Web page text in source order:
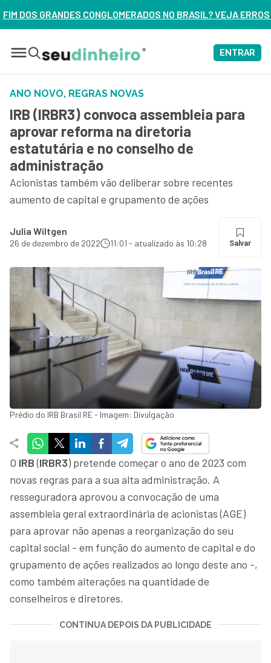
NO BRASIL? VEJA ERROS DE 3 DELES – ASSISTA
ENTRAR
ANO NOVO, REGRAS NOVAS
IRB (IRBR3) convoca assembleia para
aprovar reforma na diretoria
estatutária e no conselho de
administração
Acionistas também vão deliberar sobre recentes
aumento de capital e grupamento de ações
Julia Wiltgen
26 de dezembro de 2022 11:01 - atualizado às 10:28 Salvar
Prédio do IRB Brasil RE - Imagem: Divulgação
O IRB(IRBR3) pretende começar o ano de 2023 com
novas regras para a sua alta administração. A
resseguradora aprovou a convocação de uma
assembleia geral extraordinária de acionistas (AGE)
para aprovar não apenas a reorganização do seu
capital social - em função do aumento de capital e do
grupamento de ações realizados ao longo deste ano -,
como também alterações na quantidade de
conselheiros e diretores.
CONTINUA DEPOIS DA PUBLICIDADE